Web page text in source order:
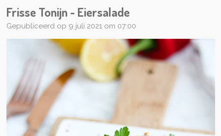
Frisse Tonijn - Eiersalade
Gepubliceerd op 9 juli 2021 om 07:00